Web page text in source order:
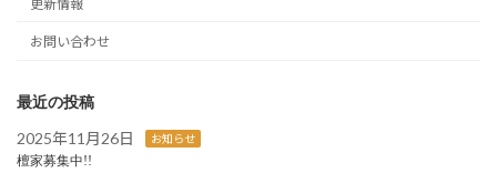
更新情報
お問い合わせ
最近の投稿
2025年11月26日 お知らせ
檀家募集中!!